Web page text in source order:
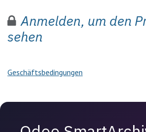
Anmelden, um den
sehen
Geschäftsbedingungen